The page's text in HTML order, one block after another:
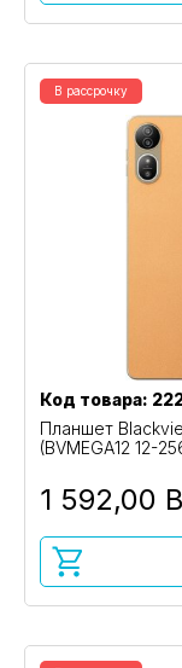
В рассрочку
Код товара:
Планшет
(BVMEGA12 12-
1 592,00